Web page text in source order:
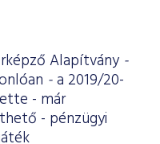
Alapítvány -
-a 2019/20-
- már
- pénzügyi